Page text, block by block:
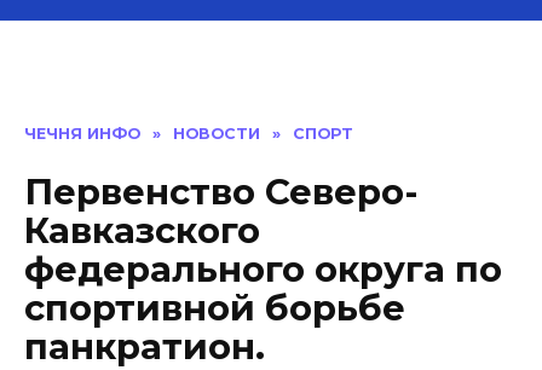
ЧЕЧНЯ ИНФО » НОВОСТИ » СПОРТ
Первенство Северо-
Кавказского
федерального округа по
спортивной борьбе
панкратион.